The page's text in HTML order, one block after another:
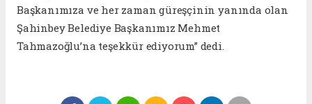
Başkanımıza ve her zaman güreşçinin yanında olan
Şahinbey Belediye Başkanımız Mehmet
Tahmazoğlu’na teşekkür ediyorum” dedi.